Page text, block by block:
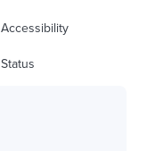
Accessibility
Status